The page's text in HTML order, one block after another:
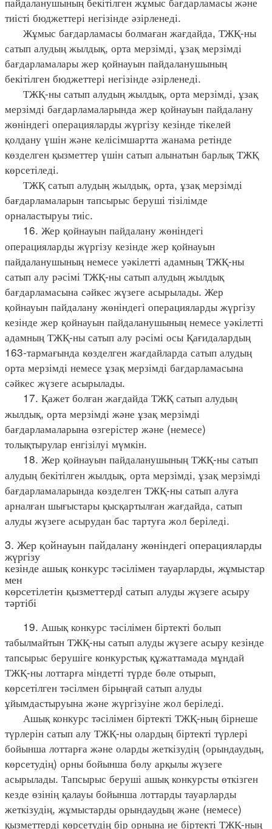
тиісті бюджеттері негізінде әзірленеді.
Жұмыс бағдарламасы болмаған жағдайда, ТЖҚ-ны
сатып алудың жылдық, орта мерзімді, ұзақ мерзімді
бағдарламалары жер қойнауын пайдаланушының
бекітілген бюджеттері негізінде әзірленеді.
ТЖҚ-ны сатып алудың жылдық, орта мерзімді, ұзақ
мерзімді бағдарламаларында жер қойнауын пайдалану
жөніндегі операцияларды жүргізу кезінде тікелей
қолдану үшін және келісімшартта жанама ретінде
көзделген қызметтер үшін сатып алынатын барлық ТЖҚ
көрсетіледі.
ТЖҚ сатып алудың жылдық, орта, ұзақ мерзімді
бағдарламаларын тапсырыс беруші тізілімде
орналастыруы тиіс.
16. Жер қойнауын пайдалану жөніндегі
операцияларды жүргізу кезінде жер қойнауын
пайдаланушының немесе уәкілетті адамның ТЖҚ-ны
сатып алу рәсімі ТЖҚ-ны сатып алудың жылдық
бағдарламасына сәйкес жүзеге асырылады. Жер
қойнауын пайдалану жөніндегі операцияларды жүргізу
кезінде жер қойнауын пайдаланушының немесе уәкілетті
адамның ТЖҚ-ны сатып алу рәсімі осы Қағидалардың
163-тармағында көзделген жағдайларда сатып алудың
орта мерзімді немесе ұзақ мерзімді бағдарламасына
сәйкес жүзеге асырылады.
17. Қажет болған жағдайда ТЖҚ сатып алудың
жылдық, орта мерзімді және ұзақ мерзімді
бағдарламаларына өзгерістер және (немесе)
толықтырулар енгізілуі мүмкін.
18. Жер қойнауын пайдаланушының ТЖҚ-ны сатып
алудың бекітілген жылдық, орта мерзімді, ұзақ мерзімді
бағдарламаларында көзделген ТЖҚ-ны сатып алуға
арналған шығыстары қысқартылған жағдайда, сатып
алуды жүзеге асырудан бас тартуға жол беріледі.
3. Жер қойнауын пайдалану жөніндегі операцияларды
жүргізу
кезінде ашық конкурс тәсілімен тауарларды, жұмыстар
мен
көрсетілетін қызметтердi сатып алуды жүзеге асыру
тәртібі
19. Ашық конкурс тәсілімен біртекті болып
табылмайтын ТЖҚ-ны сатып алуды жүзеге асыру кезінде
тапсырыс берушіге конкурстық құжаттамада мұндай
ТЖҚ-ны лоттарға міндетті түрде бөле отырып,
көрсетілген тәсілмен бірыңғай сатып алуды
ұйымдастыруына және жүргізуіне жол беріледі.
Ашық конкурс тәсілімен біртекті ТЖҚ-ның бірнеше
түрлерін сатып алу ТЖҚ-ны олардың біртекті түрлері
бойынша лоттарға және оларды жеткізудің (орындаудың,
көрсетудің) орны бойынша бөлу арқылы жүзеге
асырылады. Тапсырыс беруші ашық конкурсты өткізген
кезде өзінің қалауы бойынша лоттарды тауарларды
жеткізудің, жұмыстарды орындаудың және (немесе)
қызметтерді көрсетудің бір орнына ие біртекті ТЖҚ-ның